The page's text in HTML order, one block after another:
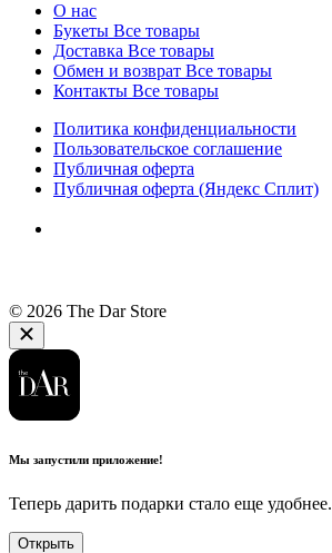
О нас
Букеты Все товары
Доставка Все товары
Обмен и возврат Все товары
Контакты Все товары
Политика конфиденциальности
Пользовательское соглашение
Публичная оферта
Публичная оферта (Яндекс Сплит)
© 2026 The Dar Store
Мы запустили приложение!
Теперь дарить подарки стало еще удобнее.
Открыть